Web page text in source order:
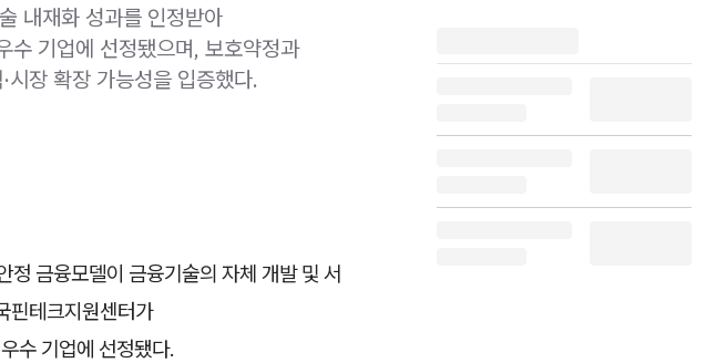
내재화 성과를 인정받아
수 기업에 선정됐으며, 보호약정과
장 확장 가능성을 입증했다.
금융모델이 금융기술의 자체 개발 및 서
핀테크지원센터가
수 기업에 선정됐다.